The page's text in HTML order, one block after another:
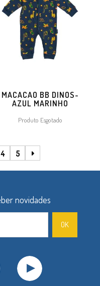
MACACAO BB DINOS-
AZUL MARINHO
Produto Esgotado
4 5